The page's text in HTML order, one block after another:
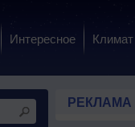
Интересное Климат
РЕКЛАМА